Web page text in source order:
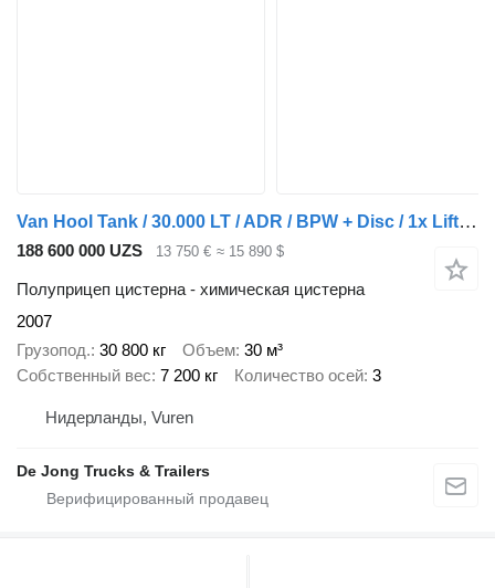
Van Hool Tank / 30.000 LT / ADR / BPW + Disc / 1x Lift axle
188 600 000 UZS 13 750 € ≈ 15 890 $
Полуприцеп цистерна - химическая цистерна
2007
Грузопод. 30 800 кг Объем 30 м³
Собственный вес 7 200 кг Количество осей 3
Нидерланды, Vuren
De Jong Trucks & Trailers